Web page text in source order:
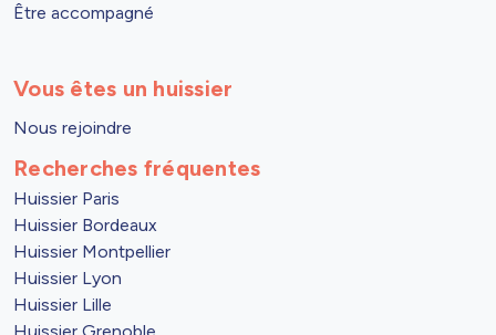
Être accompagné
Vous êtes un huissier
Nous rejoindre
Recherches fréquentes
Huissier Paris
Huissier Bordeaux
Huissier Montpellier
Huissier Lyon
Huissier Lille